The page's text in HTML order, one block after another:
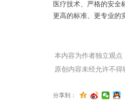
医疗技术、严格的安
更高的标准、更专业的
分享到：
本内容为作者独立观点
原创内容未经允许不